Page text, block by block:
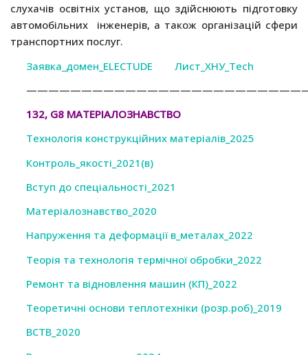
слухачів освітніх установ, що здійснюють підготовку
автомобільних інженерів, а також організацій сфери
транспортних послуг.
Заявка_домен_ELECTUDE
Лист_ХНУ_Tech
132, G8 МАТЕРІАЛОЗНАВСТВО
Технологія конструкційних матеріалів_2025
Контроль_якості_2021(в)
Вступ до спеціальності_2021
Матеріалознавство_2020
Напруження та деформації в_металах_2022
Теорія та технологія термічної обробки_2022
Ремонт та відновлення машин (КП)_2022
Теоретичні основи теплотехніки (розр.роб)_2019
ВСТВ_2020